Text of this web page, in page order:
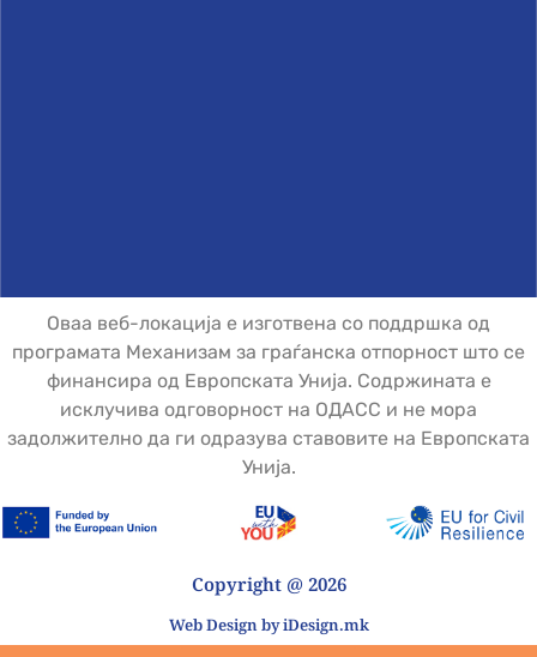
Оваа веб-локација е изготвена со поддршка од
програмата Механизам за граѓанска отпорност што се
финансира од Европската Унија. Содржината е
исклучива одговорност на ОДАСС и не мора
задолжително да ги одразува ставовите на Европската
Унија.
Copyright @ 2026
Web Design by iDesign.mk